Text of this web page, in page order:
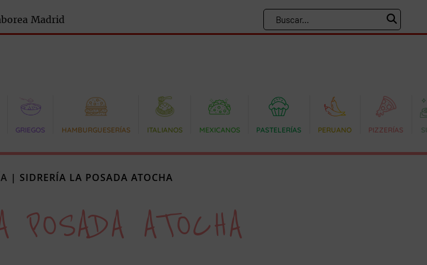
GRIEGOS HAMBURGUESERÍAS ITALIANOS MEXICANOS PASTELERÍAS PERUANO PIZZERÍAS
| SIDRERÍA LA POSADA ATOCHA
ATOCHA